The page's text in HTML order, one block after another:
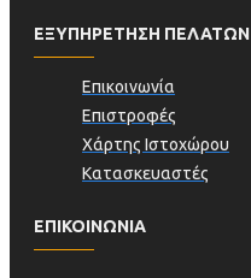
ΕΞΥΠΗΡΕΤΗΣΗ ΠΕΛΑΤΩΝ
Επικοινωνία
Επιστροφές
Χάρτης Ιστοχώρου
Κατασκευαστές
ΕΠΙΚΟΙΝΩΝΙΑ